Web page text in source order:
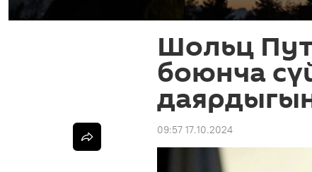
Шольц
боюнча
09:57 17.10.2024